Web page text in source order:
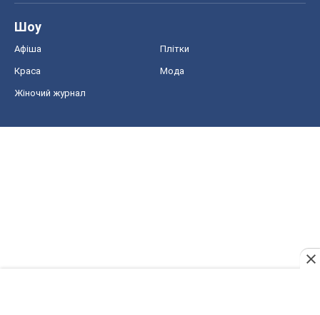
Шоу
Афіша Плітки
Краса Мода
Жіночий журнал